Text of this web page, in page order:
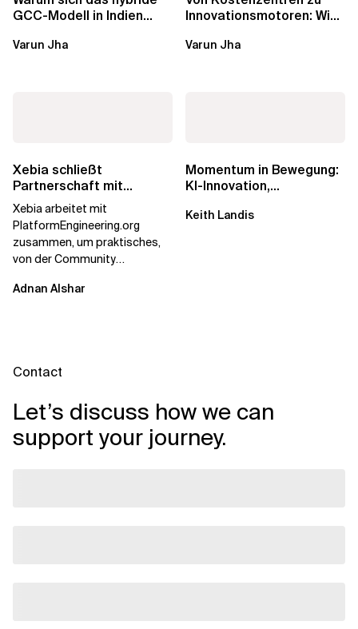
GCC-Modell in Indien
Unternehmen den...
Varun Jha
Innovationsmotoren: Wie
umgeschrieben...
Varun Jha
Xebia schließt
Partnerschaft mit
PlatformEngineering.org
Xebia arbeitet mit
PlatformEngineering.org
zusammen, um praktisches,
von der Community
Engineering voranzutreiben,
Adnan Alshar
Momentum in Bewegung:
KI-Innovation,
Macht der...
Keith Landis
Contact
Let’s discuss how we can
support your journey.